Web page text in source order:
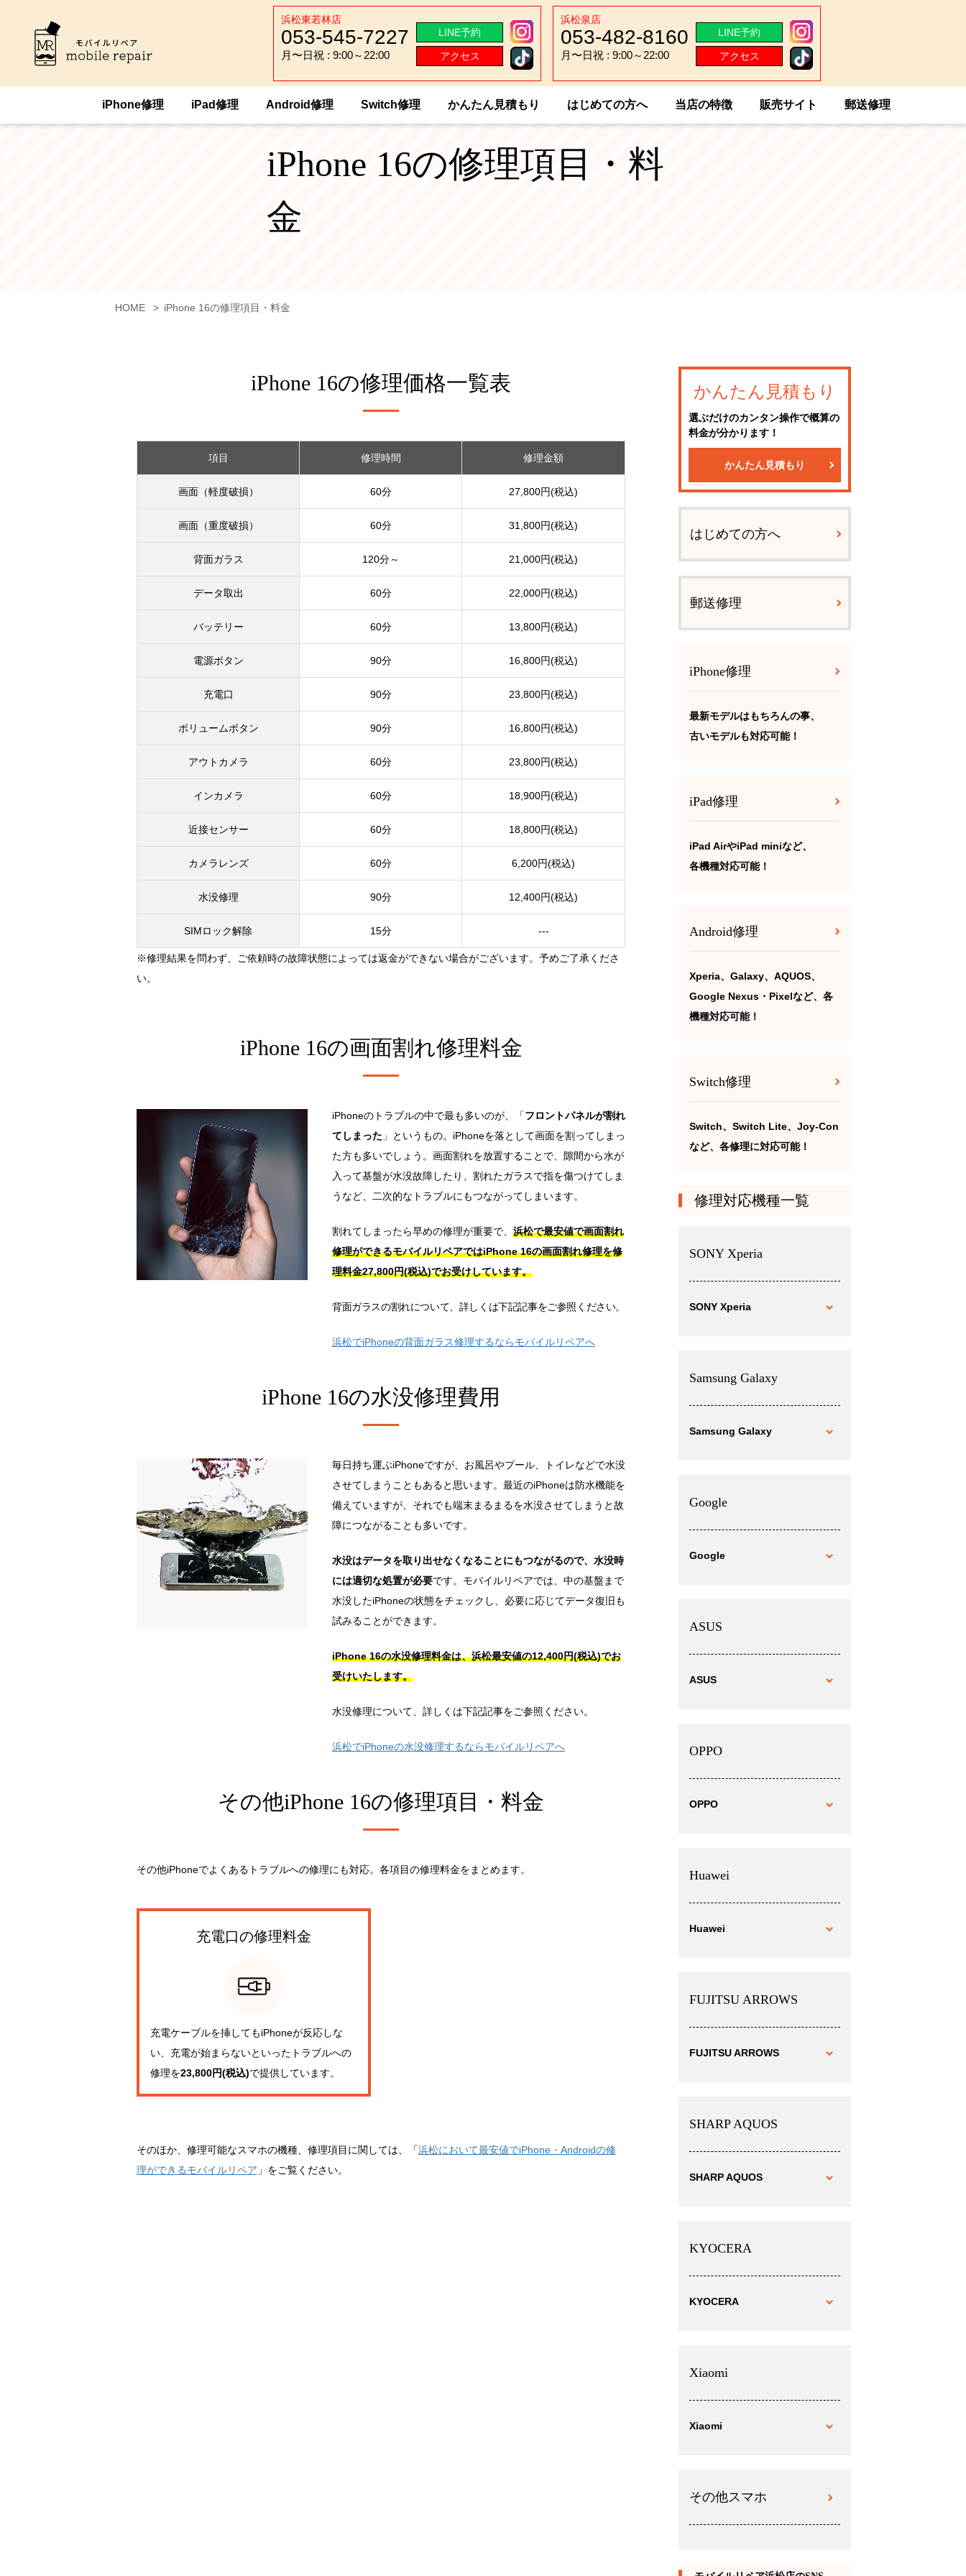
浜松東若林店
053-545-7227
月〜日祝 : 9:00～22:00
LINE予約
アクセス
浜松泉店
053-482-8160
月〜日祝 : 9:00～22:00
LINE予約
アクセス
iPhone修理 iPad修理 Android修理 Switch修理 かんたん見積もり はじめての方へ 当店の特徴 販売サイト 郵送修理
iPhone 16の修理項目・料
金
HOME iPhone 16の修理項目・料金
iPhone 16の修理価格一覧表
項目 修理時間 修理金額
画面（軽度破損） 60分 27,800円(税込)
画面（重度破損） 60分 31,800円(税込)
背面ガラス 120分～ 21,000円(税込)
データ取出 60分 22,000円(税込)
バッテリー 60分 13,800円(税込)
電源ボタン 90分 16,800円(税込)
充電口 90分 23,800円(税込)
ボリュームボタン 90分 16,800円(税込)
アウトカメラ 60分 23,800円(税込)
インカメラ 60分 18,900円(税込)
近接センサー 60分 18,800円(税込)
カメラレンズ 60分 6,200円(税込)
水没修理 90分 12,400円(税込)
SIMロック解除 15分 ---
※修理結果を問わず、ご依頼時の故障状態によっては返金ができない場合がございます。予めご了承くださ
い。
iPhone 16の画面割れ修理料金
iPhoneのトラブルの中で最も多いのが、「フロントパネルが割れ
てしまった 」というもの。iPhoneを落として画面を割ってしまっ
た方も多いでしょう。画面割れを放置することで、隙間から水が
入って基盤が水没故障したり、割れたガラスで指を傷つけてしま
うなど、二次的なトラブルにもつながってしまいます。
割れてしまったら早めの修理が重要で、 浜松で最安値で画面割れ
修理ができるモバイルリペアではiPhone 16の画面割れ修理を修
理料金27,800円(税込)でお受けしています。
背面ガラスの割れについて、詳しくは下記記事をご参照ください。
浜松でiPhoneの背面ガラス修理するならモバイルリペアへ
iPhone 16の水没修理費用
毎日持ち運ぶiPhoneですが、お風呂やプール、トイレなどで水没
させてしまうこともあると思います。最近のiPhoneは防水機能を
備えていますが、それでも端末まるまるを水没させてしまうと故
障につながることも多いです。
水没はデータを取り出せなくなることにもつながるので、水没時
には適切な処置が必要です。モバイルリペアでは、中の基盤まで
水没したiPhoneの状態をチェックし、必要に応じてデータ復旧も
試みることができます。
iPhone 16の水没修理料金は、浜松最安値の12,400円(税込)でお
受けいたします。
水没修理について、詳しくは下記記事をご参照ください。
浜松でiPhoneの水没修理するならモバイルリペアへ
その他iPhone 16の修理項目・料金
その他iPhoneでよくあるトラブルへの修理にも対応。各項目の修理料金をまとめます。
充電口の修理料金
充電ケーブルを挿してもiPhoneが反応しな
い、充電が始まらないといったトラブルへの
修理を23,800円(税込)で提供しています。
そのほか、修理可能なスマホの機種、修理項目に関しては、「浜松において最安値でiPhone・Androidの修
理ができるモバイルリペア 」をご覧ください。
かんたん見積もり
選ぶだけのカンタン操作で概算の
料金が分かります！
かんたん見積もり
はじめての方へ
郵送修理
iPhone修理
最新モデルはもちろんの事、
古いモデルも対応可能！
iPad修理
iPad AirやiPad miniなど、
各機種対応可能！
Android修理
Xperia、Galaxy、AQUOS、
Google Nexus・Pixelなど、各
機種対応可能！
Switch修理
Switch、Switch Lite、Joy-Con
など、各修理に対応可能！
修理対応機種一覧
SONY Xperia
SONY Xperia
Samsung Galaxy
Samsung Galaxy
Google
Google
ASUS
ASUS
OPPO
OPPO
Huawei
Huawei
FUJITSU ARROWS
FUJITSU ARROWS
SHARP AQUOS
SHARP AQUOS
KYOCERA
KYOCERA
Xiaomi
Xiaomi
その他スマホ